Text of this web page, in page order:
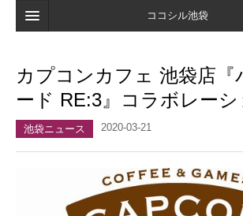
ココシル池袋
検索
店舗・施設最新情報
ブックマーク
カプコンカフェ 池袋店『
ード RE:3』コラボレーシ
池袋ニュース 2020-03-21